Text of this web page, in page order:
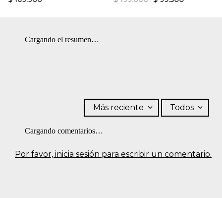
Cargando el resumen…
Por favor, inicia sesión para escribir un comentario.
Más reciente Todos
Cargando comentarios…